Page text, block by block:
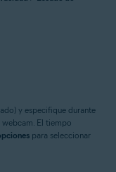
y especifique durante
El tiempo
para seleccionar